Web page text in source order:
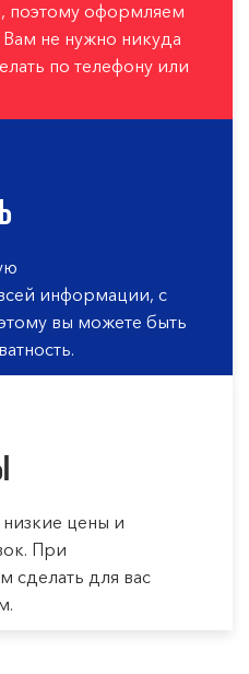
оформляем
Вам не нужно никуда
по телефону или
информации, с
вы можете быть
цены и
При
для вас